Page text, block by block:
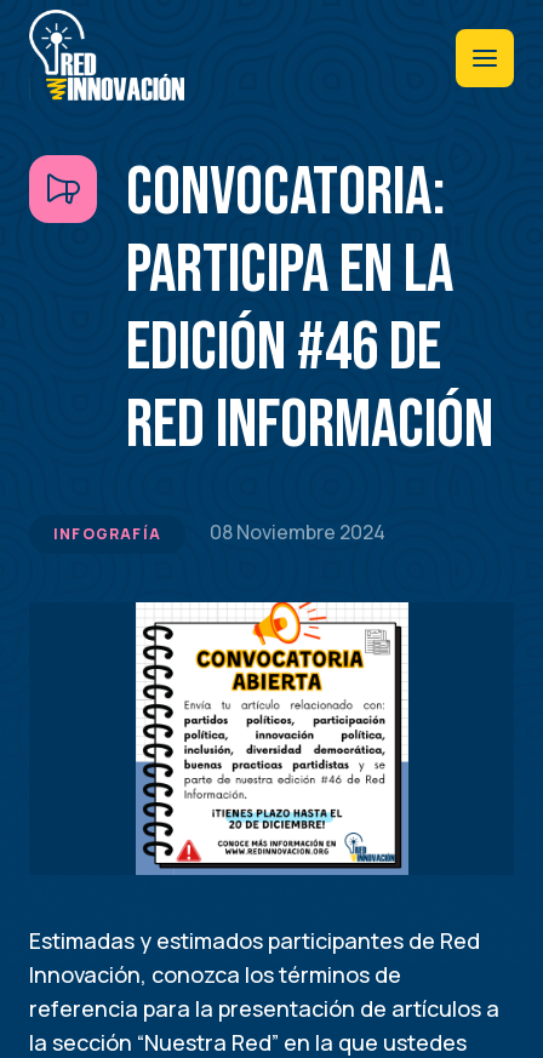
Pasar
contenido
principal
CONVOCATORIA:
PARTICIPA EN LA
EDICIÓN #46 DE
RED INFORMACIÓN
INFOGRAFÍA 08 Noviembre 2024
Estimadas y estimados participantes de Red
Innovación, conozca los términos de
referencia para la presentación de artículos a
la sección “Nuestra Red” en la que ustedes